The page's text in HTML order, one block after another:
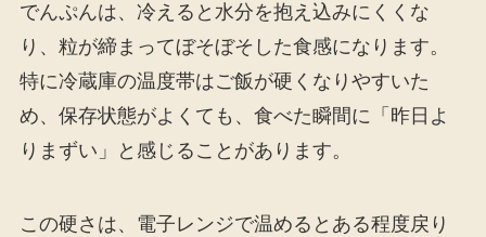
でんぷんは、冷えると水分を抱え込みにくくな
り、粒が締まってぼそぼそした食感になります。
特に冷蔵庫の温度帯はご飯が硬くなりやすいた
め、保存状態がよくても、食べた瞬間に「昨日よ
りまずい」と感じることがあります。
この硬さは、電子レンジで温めるとある程度戻り